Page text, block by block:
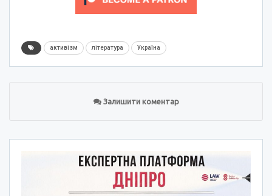
активізм література Україна
Залишити коментар